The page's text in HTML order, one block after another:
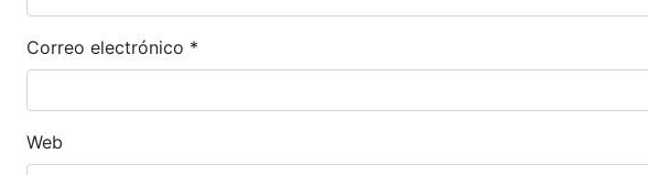
Correo electrónico *
Web